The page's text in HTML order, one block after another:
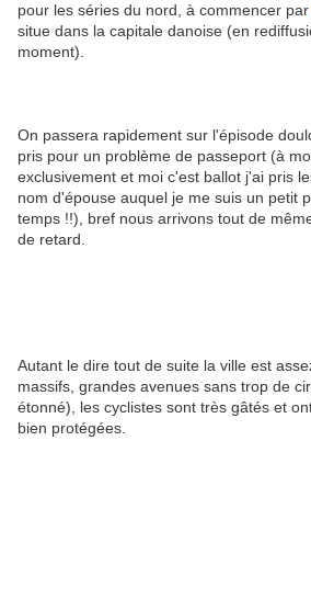
pour les séries du nord, à commencer par
situe dans la capitale danoise (en
moment).
On passera rapidement sur l'épisode
pris pour un problème de passeport (à
exclusivement et moi c'est ballot j'ai pris
nom d'épouse auquel je me suis un petit
temps !!), bref nous arrivons tout de
de retard.
Autant le dire tout de suite la ville est
massifs, grandes avenues sans trop de
étonné), les cyclistes sont très gâtés et
bien protégées.